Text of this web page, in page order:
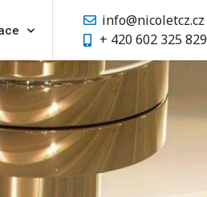
info@nicoletcz.cz
+ 420 602 325 829